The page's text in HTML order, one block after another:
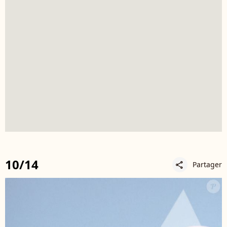
10/14 share Partager